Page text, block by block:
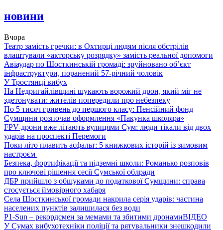
новини
Вчора
Театр замість гречки: в Охтирці людям після обстрілів
влаштували «акторську розрядку» замість реальної допомоги
Авіаудар по Шосткинській громаді: зруйновано об’єкт
інфраструктури, поранений 57-річний чоловік
У Тростянці вибух
На Недригайлівщині шукають ворожий дрон, який міг не
здетонувати: жителів попередили про небезпеку
По 5 тисяч гривень до першого класу: Пенсійний фонд
Сумщини розпочав оформлення «Пакунка школяра»
FPV-дрони вже літають вулицями Сум: люди тікали від двох
ударів на проспекті Перемоги
Поки літо плавить асфальт: 5 книжкових історій із зимовим
настроєм
Безпека, фортифікації та підземні школи: Романько розповів
про ключові рішення сесії Сумської облради
ДБР прийшло з обшуками до податкової Сумщини: справа
стосується ймовірного хабаря
Села Шосткинської громади накрила серія ударів: частина
населених пунктів залишилася без води
P1-Sun – рекордсмен за мемами та збитими дронамиВІДЕО
У Сумах вибухотехніки поліції та рятувальники знешкодили